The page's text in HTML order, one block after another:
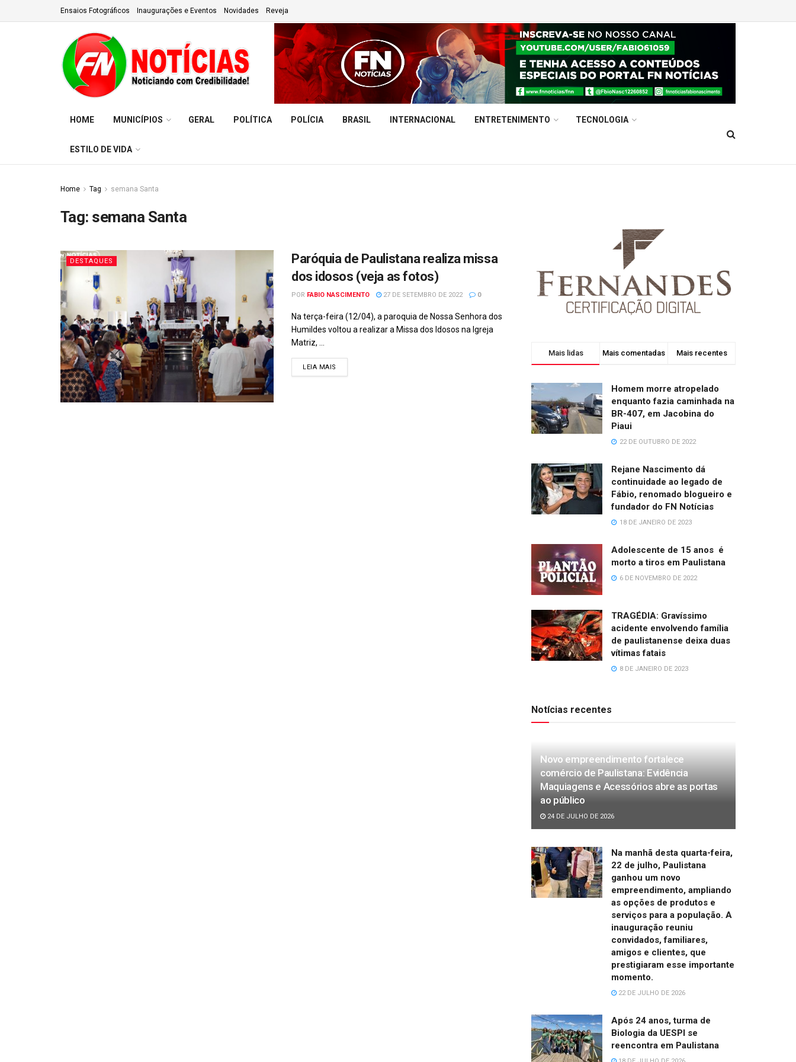
Ensaios Fotográficos Inaugurações e Eventos Novidades Reveja
HOME MUNICÍPIOS GERAL POLÍTICA POLÍCIA BRASIL INTERNACIONAL ENTRETENIMENTO TECNOLOGIA
ESTILO DE VIDA
Home Tag semana Santa
Tag: semana Santa
DESTAQUES
Paróquia de Paulistana realiza missa
dos idosos (veja as fotos)
POR FABIO NASCIMENTO 27 DE SETEMBRO DE 2022 0
Na terça-feira (12/04), a paroquia de Nossa Senhora dos
Humildes voltou a realizar a Missa dos Idosos na Igreja
Matriz, ...
LEIA MAIS
Mais lidas Mais comentadas Mais recentes
Homem morre atropelado
enquanto fazia caminhada na
BR-407, em Jacobina do
Piaui
22 DE OUTUBRO DE 2022
Rejane Nascimento dá
continuidade ao legado de
Fábio, renomado blogueiro e
fundador do FN Notícias
18 DE JANEIRO DE 2023
Adolescente de 15 anos é
morto a tiros em Paulistana
6 DE NOVEMBRO DE 2022
TRAGÉDIA: Gravíssimo
acidente envolvendo família
de paulistanense deixa duas
vítimas fatais
8 DE JANEIRO DE 2023
Notícias recentes
Novo empreendimento fortalece
comércio de Paulistana: Evidência
Maquiagens e Acessórios abre as portas
ao público
24 DE JULHO DE 2026
Na manhã desta quarta-feira,
22 de julho, Paulistana
ganhou um novo
empreendimento, ampliando
as opções de produtos e
serviços para a população. A
inauguração reuniu
convidados, familiares,
amigos e clientes, que
prestigiaram esse importante
momento.
22 DE JULHO DE 2026
Após 24 anos, turma de
Biologia da UESPI se
reencontra em Paulistana